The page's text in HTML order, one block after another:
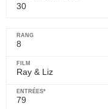
30
8
Ray & Liz
79